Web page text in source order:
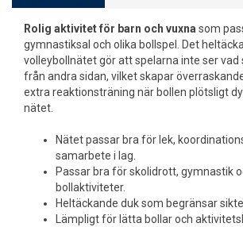
Rolig aktivitet för barn och vuxna som
gymnastiksal och olika bollspel. Det
volleybollnätet gör att spelarna inte ser
från andra sidan, vilket skapar
extra reaktionsträning när bollen plötsligt
nätet.
Nätet passar bra för lek,
samarbete i lag.
Passar bra för skolidrott, gymnastik
bollaktiviteter.
Heltäckande duk som begränsar
Lämpligt för lätta bollar och